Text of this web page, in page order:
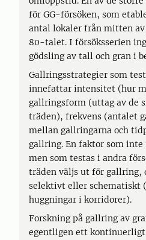
för GG-försöken, som
antal lokaler från mitten
80-talet. I försöksserien
gödsling av tall och gran i
Gallringsstrategier som
innefattar intensitet (hur
gallringsform (uttag av de
träden), frekvens (antalet
mellan gallringarna och
gallring. En faktor som
men som testas i andra
träden väljs ut för gallring,
selektivt eller schematiskt
huggningar i korridorer).
Forskning på gallring av
egentligen ett